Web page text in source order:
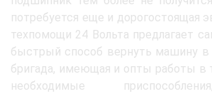
потребуется еще и дорогостоящая
техпомощи 24 Вольта предлагает
быстрый способ вернуть машину в
бригада, имеющая и опты работы в
необходимые